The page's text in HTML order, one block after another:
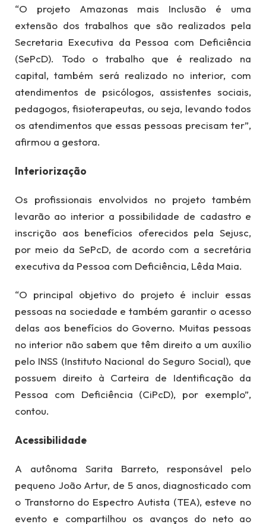
“O projeto Amazonas mais Inclusão é uma
extensão dos trabalhos que são realizados pela
Secretaria Executiva da Pessoa com Deficiência
(SePcD). Todo o trabalho que é realizado na
capital, também será realizado no interior, com
atendimentos de psicólogos, assistentes sociais,
pedagogos, fisioterapeutas, ou seja, levando todos
os atendimentos que essas pessoas precisam ter”,
afirmou a gestora.
Interiorização
Os profissionais envolvidos no projeto também
levarão ao interior a possibilidade de cadastro e
inscrição aos benefícios oferecidos pela Sejusc,
por meio da SePcD, de acordo com a secretária
executiva da Pessoa com Deficiência, Lêda Maia.
“O principal objetivo do projeto é incluir essas
pessoas na sociedade e também garantir o acesso
delas aos benefícios do Governo. Muitas pessoas
no interior não sabem que têm direito a um auxílio
pelo INSS (Instituto Nacional do Seguro Social), que
possuem direito à Carteira de Identificação da
Pessoa com Deficiência (CiPcD), por exemplo”,
contou.
Acessibilidade
A autônoma Sarita Barreto, responsável pelo
pequeno João Artur, de 5 anos, diagnosticado com
o Transtorno do Espectro Autista (TEA), esteve no
evento e compartilhou os avanços do neto ao